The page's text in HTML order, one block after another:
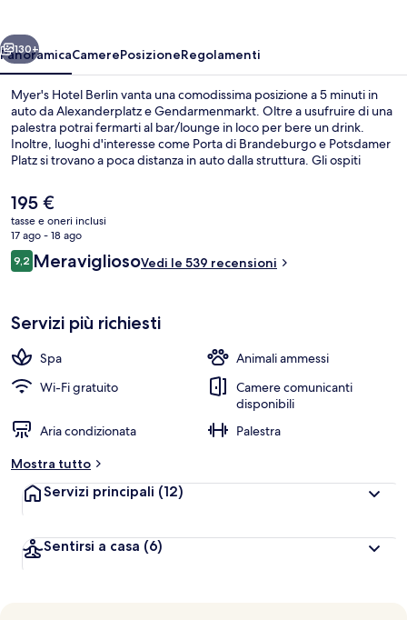
Avanti
130+
PanoramicaCamerePosizioneRegolamenti
Myer's Hotel Berlin vanta una comodissima posizione a 5 minuti in
auto da Alexanderplatz e Gendarmenmarkt. Oltre a usufruire di una
palestra potrai fermarti al bar/lounge in loco per bere un drink.
Inoltre, luoghi d'interesse come Porta di Brandeburgo e Potsdamer
Platz si trovano a poca distanza in auto dalla struttura. Gli ospiti
pubblici è facilissimo: Fermata del tram di Prenzlauer Allee-Metzer
Straße si trova a pochi minuti di distanza, mentre Fermata del tram di
Knaackstraße è a 4 min a piedi.
Il
prezzo
attuale
è
195 €
195 €
tasse e oneri inclusi
17 ago - 18 ago
Recensioni
9,29,2 su 10
MeravigliosoVedi le 539 recensioni
Servizi più richiesti
Spa
Animali ammessi
Wi-Fi gratuito
Camere comunicanti
disponibili
Aria condizionata
Palestra
Mostra tutto
Servizi principali (12)
Sentirsi a casa (6)